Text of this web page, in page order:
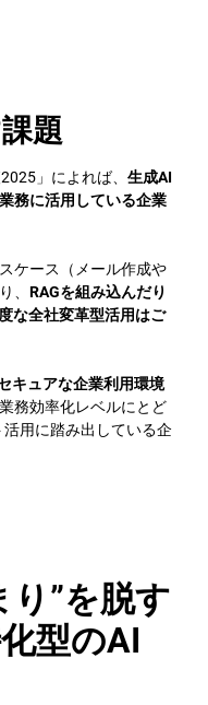
題
」によれば、生成AI
務に活用している企業
ケース（メール作成や
、RAGを組み込んだり
な全社変革型活用はご
キュアな企業利用環境
務効率化レベルにとど
用に踏み出している企
り”を脱す
型のAI